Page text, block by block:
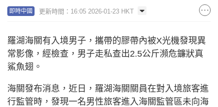
即時中國 更新時間：16:05 2026-01-23 HKT
羅湖海關有入境男子，攜帶的膠帶內被X光機發現異
常影像，經檢查，男子走私查出2.5公斤瀕危鐮狀真
鯊魚翅。
海關發布消息，近日，羅湖海關關員在對入境旅客進
行監管時，發現一名男性旅客進入海關監管區未向海